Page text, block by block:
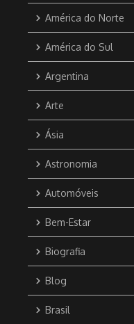
América do Norte
América do Sul
Argentina
Arte
Ásia
Astronomia
Automóveis
Bem-Estar
Biografia
Blog
Brasil